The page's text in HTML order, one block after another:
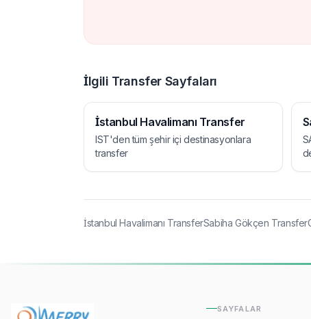
İlgili Transfer Sayfaları
İstanbul Havalimanı Transfer
IST'den tüm şehir içi destinasyonlara
transfer
İstanbul Havalimanı TransferSabiha Gökçen Transfer
SAYFALAR